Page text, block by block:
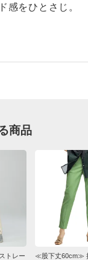
感をひとさじ。
チデニムパンツ
ただいても¥880です。
0
1
ちょうどよかった」
商品
トレー ≪股下丈60cm≫